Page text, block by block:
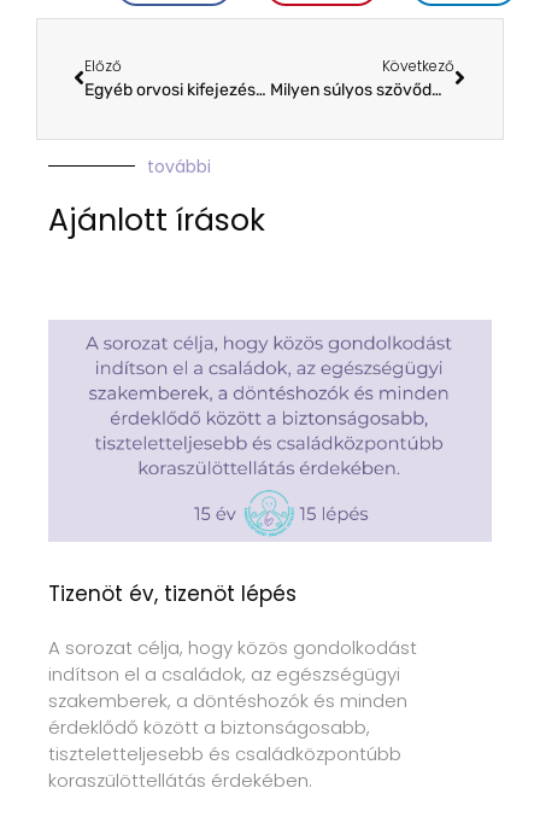
Előző
Egyéb orvosi kifejezések magyarázattal
Következő
Milyen súlyos szövődmények fordulhatnak elő a koraszülött babáknál?
további
Ajánlott írások
Tizenöt év, tizenöt lépés
A sorozat célja, hogy közös gondolkodást
indítson el a családok, az egészségügyi
szakemberek, a döntéshozók és minden
érdeklődő között a biztonságosabb,
tiszteletteljesebb és családközpontúbb
koraszülöttellátás érdekében.